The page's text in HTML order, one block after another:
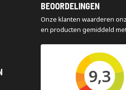
BEOORDELINGEN
Onze klanten waarderen
en producten gemiddeld
9,3